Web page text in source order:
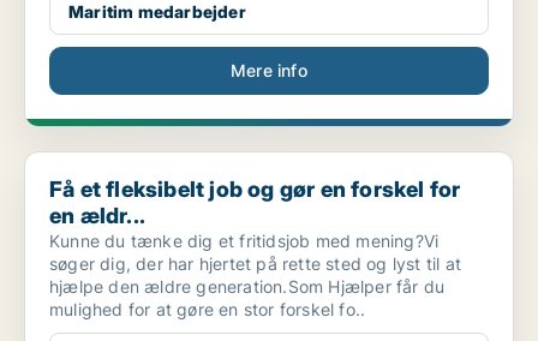
Maritim medarbejder
Mere info
Få et fleksibelt job og gør en forskel for en ældr...
Få et fleksibelt job og gør en forskel for
en ældr...
Kunne du tænke dig et fritidsjob med mening?Vi
søger dig, der har hjertet på rette sted og lyst til at
hjælpe den ældre generation.Som Hjælper får du
mulighed for at gøre en stor forskel fo..